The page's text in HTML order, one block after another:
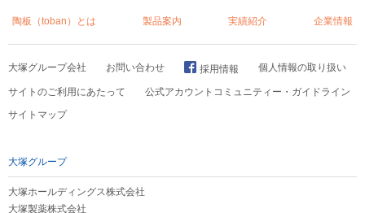
陶板（toban）とは 製品案内 実績紹介 企業情報
大塚グループ会社 お問い合わせ 採用情報 個人情報の取り扱い
サイトのご利用にあたって
公式アカウントコミュニティー・ガイドライン
サイトマップ
大塚グループ
大塚ホールディングス株式会社
大塚製薬株式会社